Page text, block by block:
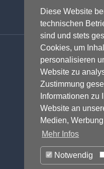
Diese Website
technischen
sind und stets
Cookies, um
personalisieren
Website zu
Zustimmung
Informationen zu
Website an
Medien,
Mehr Infos
Notwendig
Tagesspiegel
Urheberrecht
Verbraucherrecht
Werbung
Wettbewerbsrecht
Fax:
Anwalt -
für
Markenrecht,
Designrecht
Presserecht